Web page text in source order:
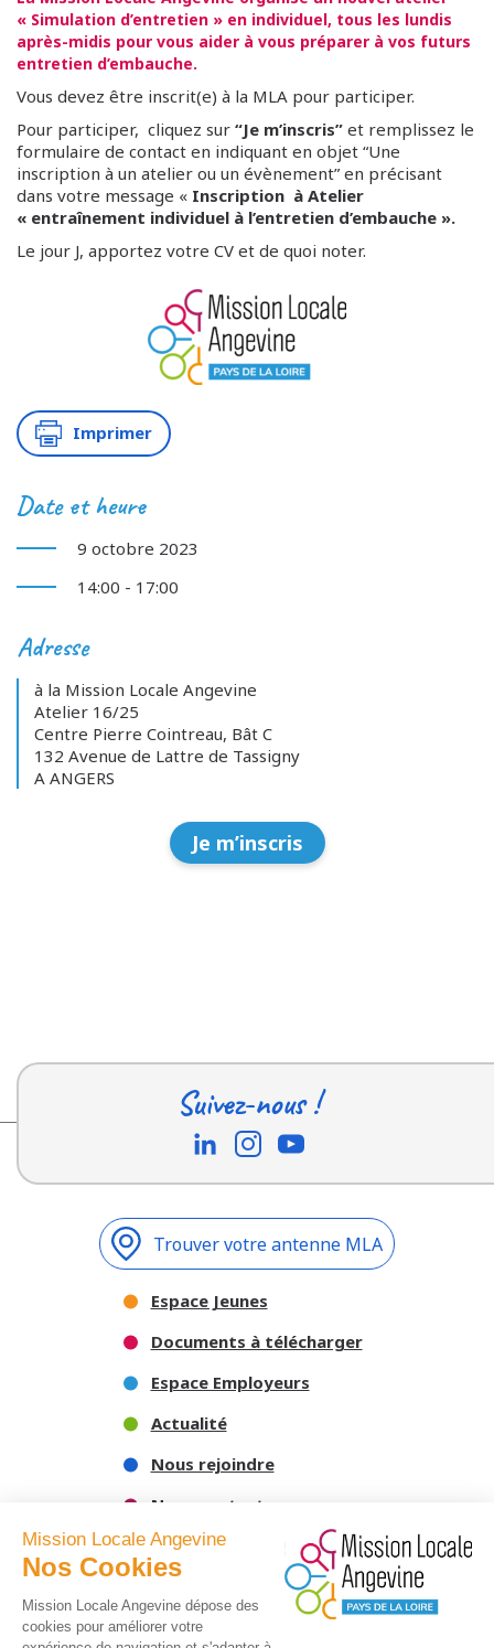
« Simulation d’entretien » en individuel, tous les lundis
après-midis pour vous aider à vous préparer à vos futurs
entretien d’embauche.
Vous devez être inscrit(e) à la MLA pour participer.
Pour participer, cliquez sur “Je m’inscris” et remplissez le
formulaire de contact en indiquant en objet “Une
inscription à un atelier ou un évènement” en précisant
dans votre message « Inscription à Atelier
« entraînement individuel à l’entretien d’embauche ».
Le jour J, apportez votre CV et de quoi noter.
Imprimer
Date et heure
9 octobre 2023
14:00 - 17:00
Adresse
à la Mission Locale Angevine
Atelier 16/25
Centre Pierre Cointreau, Bât C
132 Avenue de Lattre de Tassigny
A ANGERS
Je m’inscris
Suivez-nous !
Trouver votre antenne MLA
Espace Jeunes
Documents à télécharger
Espace Employeurs
Actualité
Nous rejoindre
Nous contacter
Mission Locale Angevine
Nos Cookies
Mission Locale Angevine dépose des
cookies pour améliorer votre